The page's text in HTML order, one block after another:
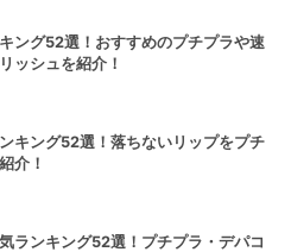
ング52選！おすすめのプチプラや速
ッシュを紹介！
キング52選！落ちないリップをプチ
介！
ランキング52選！プチプラ・デパコ